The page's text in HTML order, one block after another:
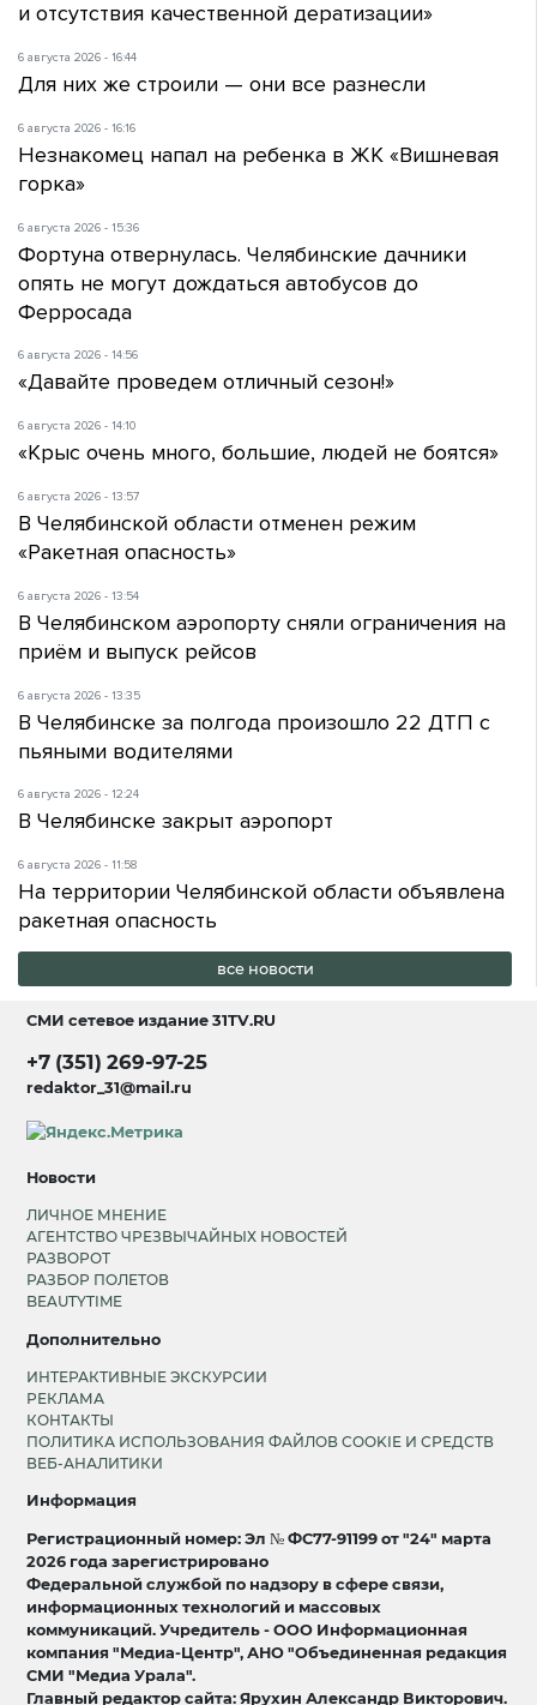
и отсутствия качественной дератизации»
6 августа 2026 - 16:44
Для них же строили — они все разнесли
6 августа 2026 - 16:16
Незнакомец напал на ребенка в ЖК «Вишневая
горка»
6 августа 2026 - 15:36
Фортуна отвернулась. Челябинские дачники
опять не могут дождаться автобусов до
Ферросада
6 августа 2026 - 14:56
«Давайте проведем отличный сезон!»
6 августа 2026 - 14:10
«Крыс очень много, большие, людей не боятся»
6 августа 2026 - 13:57
В Челябинской области отменен режим
«Ракетная опасность»
6 августа 2026 - 13:54
В Челябинском аэропорту сняли ограничения на
приём и выпуск рейсов
6 августа 2026 - 13:35
В Челябинске за полгода произошло 22 ДТП с
пьяными водителями
6 августа 2026 - 12:24
В Челябинске закрыт аэропорт
6 августа 2026 - 11:58
На территории Челябинской области объявлена
ракетная опасность
все новости
СМИ сетевое издание31TV.RU
+7 (351) 269-97-25
redaktor_31@mail.ru
Новости
ЛИЧНОЕ МНЕНИЕ
АГЕНТСТВО ЧРЕЗВЫЧАЙНЫХ НОВОСТЕЙ
РАЗВОРОТ
РАЗБОР ПОЛЕТОВ
BEAUTYTIME
Дополнительно
ИНТЕРАКТИВНЫЕ ЭКСКУРСИИ
РЕКЛАМА
КОНТАКТЫ
ПОЛИТИКА ИСПОЛЬЗОВАНИЯ ФАЙЛОВ COOKIE И СРЕДСТВ
ВЕБ-АНАЛИТИКИ
Информация
Регистрационный номер: Эл № ФС77-91199 от "24" марта
2026 года зарегистрировано
Федеральной службой по надзору в сфере связи,
информационных технологий и массовых
коммуникаций. Учредитель - ООО Информационная
компания "Медиа-Центр", АНО "Объединенная редакция
СМИ "Медиа Урала".
Главный редактор сайта: Ярухин Александр Викторович.